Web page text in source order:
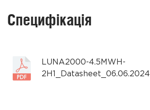
Специфікація
LUNA2000-4.5MWH-
2H1_Datasheet_06.06.2024